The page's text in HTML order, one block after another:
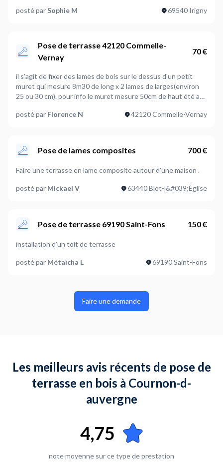
posté par Sophie M 69540 Irigny
Pose de terrasse 42120 Commelle-
Vernay
70 €
il s'agit de fixer des lames de bois sur le dessus d'un petit
muret qui mesure 8m30 de long x 2 lames de larges(environ
25 ou 30 cm). pour info le muret mesure 50cm de haut été a
posté par Florence N 42120 Commelle-Vernay
Pose de lames composites 700 €
Faire une terrasse en lame composite autour d'une maison .
posté par Mickael V 63440 Blot-l&#039;Église
Pose de terrasse 69190 Saint-Fons 150 €
installation d'un toit de terrasse
posté par Métaïcha L 69190 Saint-Fons
Faire une demande
Les meilleurs avis récents de pose de
terrasse en bois à Cournon-d-
auvergne
4,75
note moyenne sur ce type de prestation